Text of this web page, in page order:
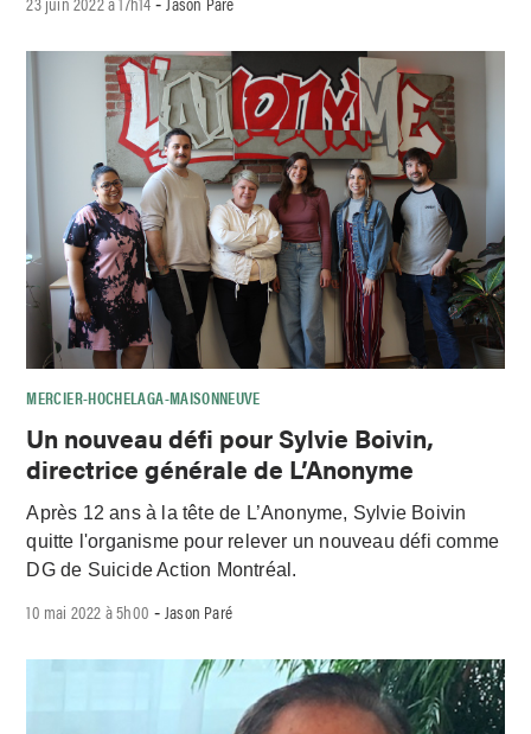
MERCIER-HOCHELAGA-MAISONNEUVE
Un nouveau défi pour Sylvie Boivin,
directrice générale de L’Anonyme
Après 12 ans à la tête de L’Anonyme, Sylvie Boivin
quitte l'organisme pour relever un nouveau défi comme
DG de Suicide Action Montréal.
10 mai 2022 à 5h00 - Jason Paré